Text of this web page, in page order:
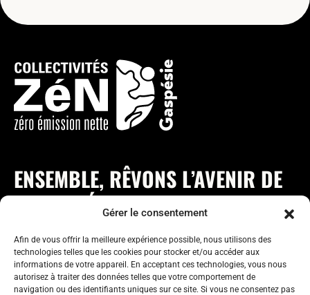
Gérer le consentement
Afin de vous offrir la meilleure expérience possible, nous utilisons des
technologies telles que les cookies pour stocker et/ou accéder aux
informations de votre appareil. En acceptant ces technologies, vous nous
autorisez à traiter des données telles que votre comportement de
navigation ou des identifiants uniques sur ce site. Si vous ne consentez pas
ENSEMBLE, RÊVONS L’AVENIR DE
LA GASPÉSIE !